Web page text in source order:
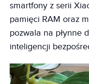
smartfony z serii
pamięci RAM oraz
pozwala na płynne
inteligencji